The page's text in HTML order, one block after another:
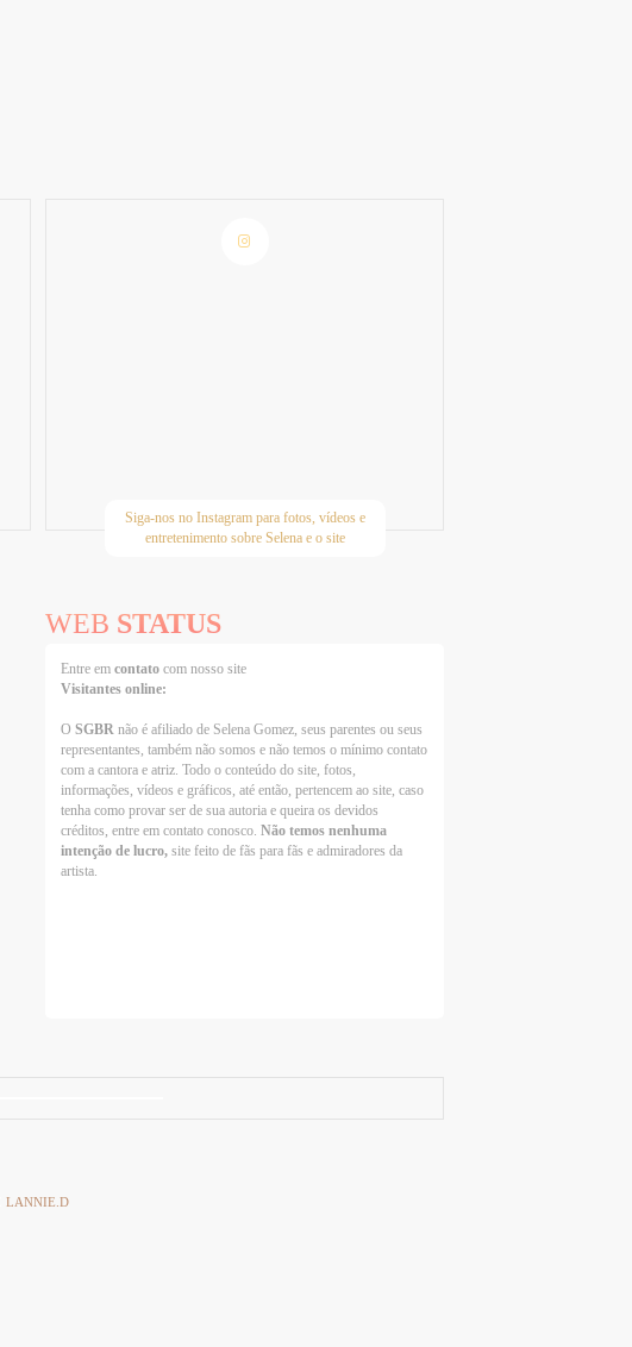
Siga-nos no Instagram para fotos, vídeos e
entretenimento sobre Selena e o site
WEB STATUS
Entre emcontatocom nosso site
Visitantes online:
OSGBR não é afiliado de Selena Gomez, seus parentes ou seus
representantes, também não somos e não temos o mínimo contato
com a cantora e atriz. Todo o conteúdo do site, fotos,
informações, vídeos e gráficos, até então, pertencem ao site, caso
tenha como provar ser de sua autoria e queira os devidos
créditos, entre em contato conosco.Não temos nenhuma
intenção de lucro,site feito de fãs para fãs e admiradores da
artista.
ELANNIE.D